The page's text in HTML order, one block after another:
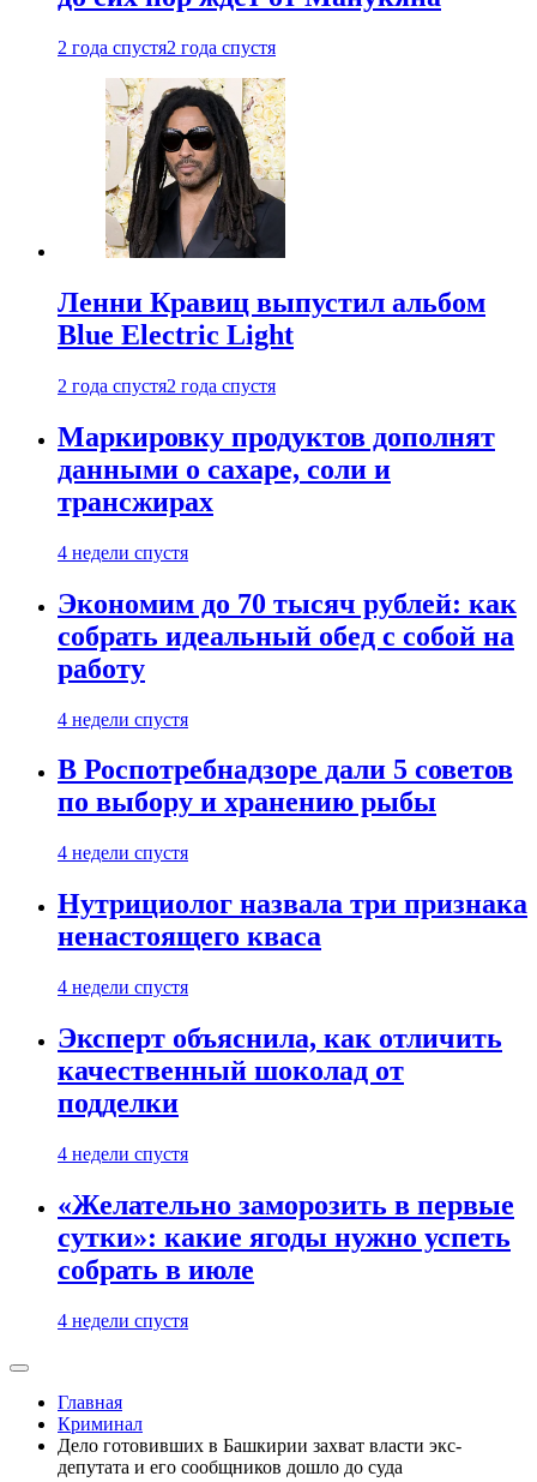
2 года спустя2 года спустя
Ленни Кравиц выпустил альбом
Blue Electric Light
2 года спустя2 года спустя
Маркировку продуктов дополнят
данными о сахаре, соли и
трансжирах
4 недели спустя
Экономим до 70 тысяч рублей: как
собрать идеальный обед с собой на
работу
4 недели спустя
В Роспотребнадзоре дали 5 советов
по выбору и хранению рыбы
4 недели спустя
Нутрициолог назвала три признака
ненастоящего кваса
4 недели спустя
Эксперт объяснила, как отличить
качественный шоколад от
подделки
4 недели спустя
«Желательно заморозить в первые
сутки»: какие ягоды нужно успеть
собрать в июле
4 недели спустя
Главная
Криминал
Дело готовивших в Башкирии захват власти экс-
депутата и его сообщников дошло до суда